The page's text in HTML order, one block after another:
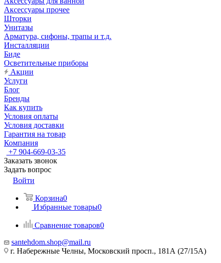
Аксессуары прочее
Шторки
Унитазы
Арматура, сифоны, трапы и т.д.
Инсталляции
Биде
Осветительные приборы
Акции
Услуги
Блог
Бренды
Как купить
Условия оплаты
Условия доставки
Гарантия на товар
Компания
+7 904-669-03-35
Заказать звонок
Задать вопрос
Войти
Корзина0
Избранные товары0
Сравнение товаров0
santehdom.shop@mail.ru
г. Набережные Челны, Московский просп., 181А (27/15А)